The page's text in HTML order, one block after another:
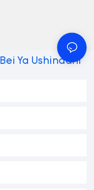
Bei Ya Ushindani